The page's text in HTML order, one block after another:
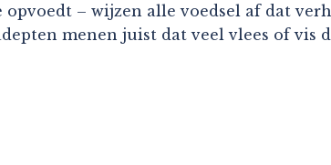
– wijzen alle voedsel af dat
menen juist dat veel vlees of vis